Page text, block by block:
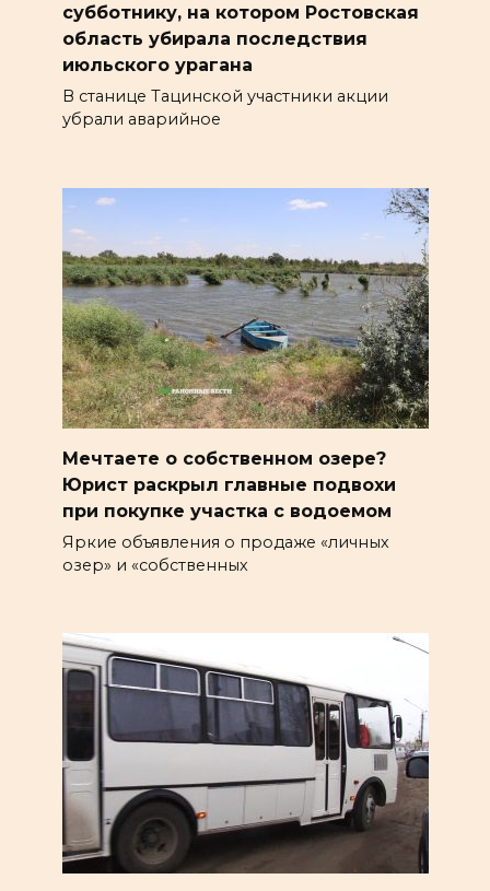
субботнику, на котором Ростовская
область убирала последствия
июльского урагана
В станице Тацинской участники акции
убрали аварийное
Мечтаете о собственном озере?
Юрист раскрыл главные подвохи
при покупке участка с водоемом
Яркие объявления о продаже «личных
озер» и «собственных